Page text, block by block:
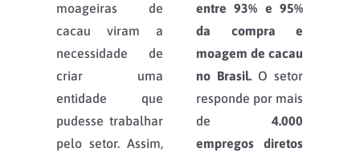
moageiras de
cacau viram a
necessidade de
criar uma
entidade que
pudesse trabalhar
pelo setor. Assim,
entre 93% e 95%
da compra e
moagem de cacau
no Brasil. O setor
responde por mais
de 4.000
empregos diretos